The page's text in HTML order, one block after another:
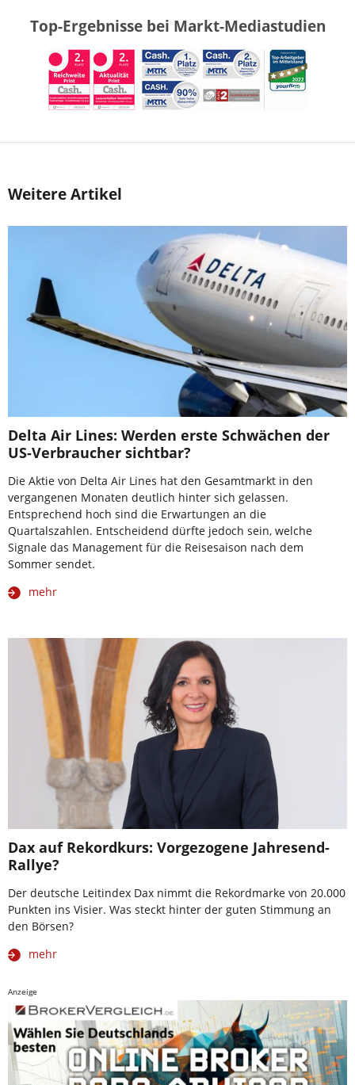
Top-Ergebnisse bei Markt-Mediastudien
Weitere Artikel
Delta Air Lines: Werden erste Schwächen der
US-Verbraucher sichtbar?
Die Aktie von Delta Air Lines hat den Gesamtmarkt in den
vergangenen Monaten deutlich hinter sich gelassen.
Entsprechend hoch sind die Erwartungen an die
Quartalszahlen. Entscheidend dürfte jedoch sein, welche
Signale das Management für die Reisesaison nach dem
Sommer sendet.
mehr
Dax auf Rekordkurs: Vorgezogene Jahresend-
Rallye?
Der deutsche Leitindex Dax nimmt die Rekordmarke von 20.000
Punkten ins Visier. Was steckt hinter der guten Stimmung an
den Börsen?
mehr
Anzeige